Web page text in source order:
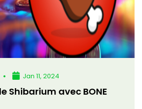
Jan 11, 2024
Shibarium avec BONE